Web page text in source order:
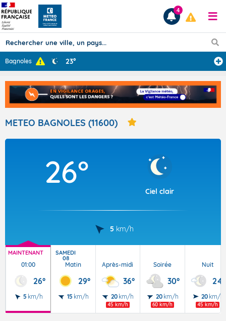
Prévisions
TOUS LES RÉSULTATS
Articles
4
Bagnoles 23°
METEO BAGNOLES (11600)
26°
Ciel clair
5 km/h
MAINTENANT
01:00
26°
5 km/h
SAMEDI
08
Matin
29°
15 km/h
Après-midi
36°
20 km/h
45 km/h
Soirée
30°
20 km/h
60 km/h
Nuit
24°
20 km/h
45 km/h